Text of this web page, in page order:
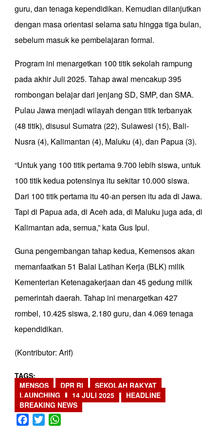
guru, dan tenaga kependidikan. Kemudian dilanjutkan
dengan masa orientasi selama satu hingga tiga bulan,
sebelum masuk ke pembelajaran formal.
Program ini menargetkan 100 titik sekolah rampung
pada akhir Juli 2025. Tahap awal mencakup 395
rombongan belajar dari jenjang SD, SMP, dan SMA.
Pulau Jawa menjadi wilayah dengan titik terbanyak
(48 titik), disusul Sumatra (22), Sulawesi (15), Bali-
Nusra (4), Kalimantan (4), Maluku (4), dan Papua (3).
“Untuk yang 100 titik pertama 9.700 lebih siswa, untuk
100 titik kedua potensinya itu sekitar 10.000 siswa.
Dari 100 titik pertama itu 40-an persen itu ada di Jawa.
Tapi di Papua ada, di Aceh ada, di Maluku juga ada, di
Kalimantan ada, semua,” kata Gus Ipul.
Guna pengembangan tahap kedua, Kemensos akan
memanfaatkan 51 Balai Latihan Kerja (BLK) milik
Kementerian Ketenagakerjaan dan 45 gedung milik
pemerintah daerah. Tahap ini menargetkan 427
rombel, 10.425 siswa, 2.180 guru, dan 4.069 tenaga
kependidikan.
(Kontributor: Arif)
TAGS
MENSOS
DPR RI
SEKOLAH RAKYAT
LAUNCHING
14 JULI 2025
HEADLINE
BREAKING NEWS
Facebook
Twitter